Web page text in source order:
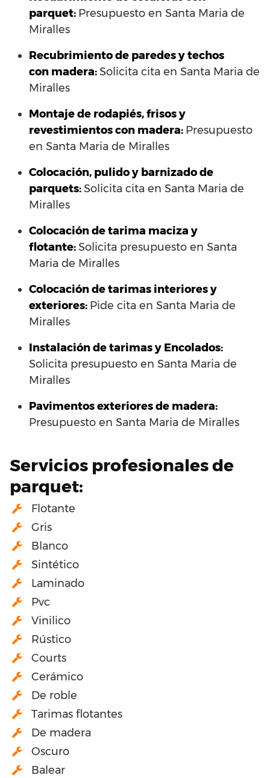
parquet: Presupuesto en Santa Maria de
Miralles
Recubrimiento de paredes y techos
con madera:Solicita cita en Santa Maria de
Miralles
Montaje de rodapiés, frisos y
revestimientos con madera: Presupuesto
en Santa Maria de Miralles
Colocación, pulido y barnizado de
parquets:Solicita cita en Santa Maria de
Miralles
Colocación de tarima maciza y
flotante:Solicita presupuesto en Santa
Maria de Miralles
Colocación de tarimas interiores y
exteriores: Pide cita en Santa Maria de
Miralles
Instalación de tarimas y Encolados:
Solicita presupuesto en Santa Maria de
Miralles
Pavimentos exteriores de madera:
Presupuesto en Santa Maria de Miralles
Servicios profesionales de
parquet:
Flotante
Gris
Blanco
Sintético
Laminado
Pvc
Vinilico
Rústico
Courts
Cerámico
De roble
Tarimas flotantes
De madera
Oscuro
Balear